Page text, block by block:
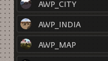
AWP_CITY
AWP_INDIA
AWP_MAP